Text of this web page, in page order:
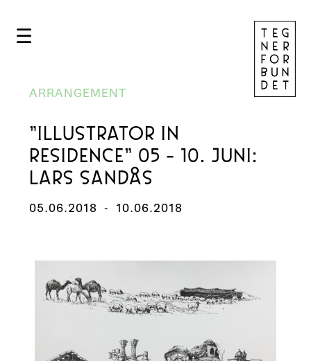
☰
ARRANGEMENT
"ILLUSTRATOR IN
RESIDENCE" 05 - 10. JUNI:
LARS SANDÅS
05.06.2018 - 10.06.2018